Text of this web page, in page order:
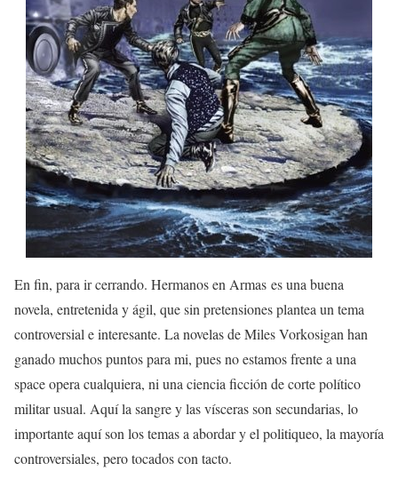
En fin, para ir cerrando. Hermanos en Armas es una buena
novela, entretenida y ágil, que sin pretensiones plantea un tema
controversial e interesante. La novelas de Miles Vorkosigan han
ganado muchos puntos para mi, pues no estamos frente a una
space opera cualquiera, ni una ciencia ficción de corte político
militar usual. Aquí la sangre y las vísceras son secundarias, lo
importante aquí son los temas a abordar y el politiqueo, la mayoría
controversiales, pero tocados con tacto.